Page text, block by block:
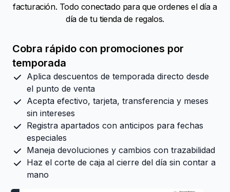
facturación. Todo conectado para que ordenes el día a
día de tu tienda de regalos.
Cobra rápido con promociones por
temporada
Aplica descuentos de temporada directo desde
el punto de venta
Acepta efectivo, tarjeta, transferencia y meses
sin intereses
Registra apartados con anticipos para fechas
especiales
Maneja devoluciones y cambios con trazabilidad
Haz el corte de caja al cierre del día sin contar a
mano